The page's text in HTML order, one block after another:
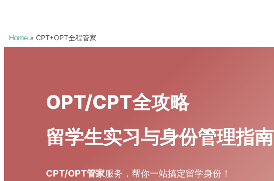
Home CPT+OPT全程管家
OPT/CPT全攻略
留学生实习与身份管理指南
CPT/OPT管家服务，帮你一站搞定留学身份！